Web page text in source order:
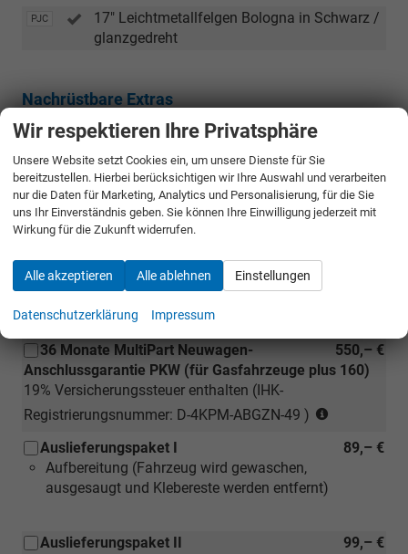
PJC
17" Leichtmetallfelgen Bologna in Schwarz /
glanzgedreht
Nachrüstbare Extras
Sonstiges
12 Monate MultiPart Neuwagen-
Anschlussgarantie PKW (für Gasfahrzeuge plus 160)
19% Versicherungssteuer enthalten (IHK-
Registrierungsnummer: D-4KPM-ABGZN-49 )
24 Monate MultiPart Neuwagen-
Anschlussgarantie PKW (für Gasfahrzeuge plus 160)
Registrierungsnummer: D-4KPM-ABGZN-49 )
550,– €
36 Monate MultiPart Neuwagen-
Anschlussgarantie PKW (für Gasfahrzeuge plus 160)
19% Versicherungssteuer enthalten (IHK-
Registrierungsnummer: D-4KPM-ABGZN-49 )
Neuwagen)
89,– €
Auslieferungspaket I
Aufbereitung (Fahrzeug wird gewaschen,
ausgesaugt und Klebereste werden entfernt)
99,– €
Auslieferungspaket II
Wir respektieren Ihre Privatsphäre
Unsere Website setzt Cookies ein, um unsere Dienste für Sie
bereitzustellen. Hierbei berücksichtigen wir Ihre Auswahl und verarbeiten
nur die Daten für Marketing, Analytics und Personalisierung, für die Sie
uns Ihr Einverständnis geben. Sie können Ihre Einwilligung jederzeit mit
Wirkung für die Zukunft widerrufen.
Alle akzeptieren Alle ablehnen Einstellungen
Datenschutzerklärung Impressum